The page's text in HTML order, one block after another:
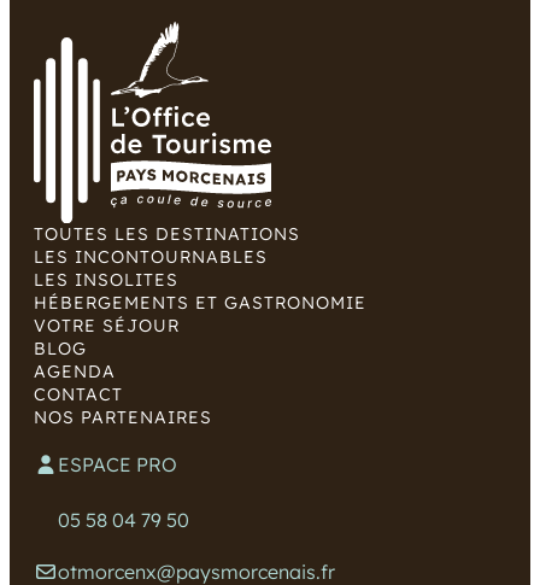
TOUTES LES DESTINATIONS
LES INCONTOURNABLES
LES INSOLITES
HÉBERGEMENTS ET GASTRONOMIE
VOTRE SÉJOUR
BLOG
AGENDA
CONTACT
NOS PARTENAIRES
ESPACE PRO
05 58 04 79 50
otmorcenx@paysmorcenais.fr